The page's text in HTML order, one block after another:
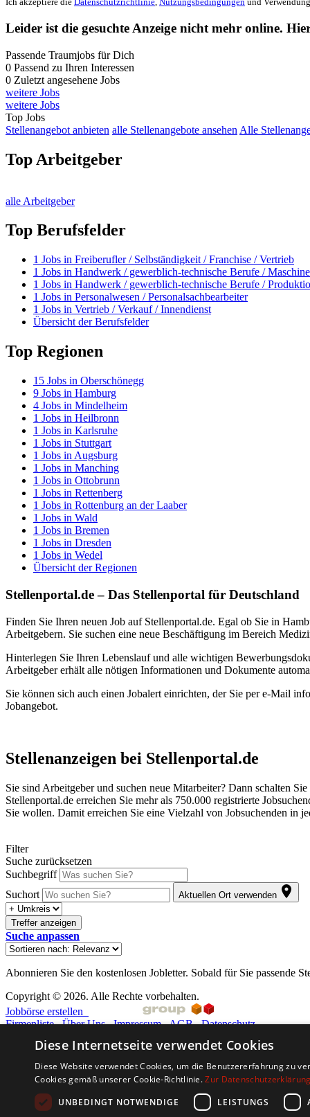
Leider ist die gesuchte Anzeige nicht mehr online.
Passende Traumjobs für Dich
0 Passend zu Ihren Interessen
0 Zuletzt angesehene Jobs
weitere Jobs
weitere Jobs
Top Jobs
Stellenangebot anbieten alle Stellenangebote ansehen Alle
Top Arbeitgeber
alle Arbeitgeber
Top Berufsfelder
1 Jobs in Freiberufler / Selbständigkeit / Franchise / Vertrieb
1 Jobs in Handwerk / gewerblich-technische Berufe /
1 Jobs in Handwerk / gewerblich-technische Berufe /
1 Jobs in Personalwesen / Personalsachbearbeiter
1 Jobs in Vertrieb / Verkauf / Innendienst
Übersicht der Berufsfelder
Top Regionen
15 Jobs in Oberschönegg
9 Jobs in Hamburg
4 Jobs in Mindelheim
1 Jobs in Heilbronn
1 Jobs in Karlsruhe
1 Jobs in Stuttgart
1 Jobs in Augsburg
1 Jobs in Manching
1 Jobs in Ottobrunn
1 Jobs in Rettenberg
1 Jobs in Rottenburg an der Laaber
1 Jobs in Wald
1 Jobs in Bremen
1 Jobs in Dresden
1 Jobs in Wedel
Übersicht der Regionen
Stellenportal.de – Das Stellenportal für Deutschland
Finden Sie Ihren neuen Job auf Stellenportal.de. Egal ob Sie in
Arbeitgebern. Sie suchen eine neue Beschäftigung im Bereich
Hinterlegen Sie Ihren Lebenslauf und alle wichtigen
Arbeitgeber erhält alle nötigen Informationen und Dokumente
Sie können sich auch einen Jobalert einrichten, der Sie per e-Mail
Jobangebot.
Stellenanzeigen bei Stellenportal.de
Sie sind Arbeitgeber und suchen neue Mitarbeiter? Dann schalten
Stellenportal.de erreichen Sie mehr als 750.000 registrierte
Sie wollen. Damit erreichen Sie eine Vielzahl von Jobsuchenden in
Filter
Suche zurücksetzen
Suchbegriff
Suchort
Aktuellen Ort verwenden
Treffer anzeigen
Suche anpassen
Abonnieren Sie den kostenlosen Jobletter. Sobald für Sie passende
Copyright © 2026. Alle Rechte vorbehalten.
Jobbörse erstellen
Firmenliste
Über Uns Impressum AGB
Datenschutz
Barriere melden
Kontrastmodus aktivieren
Barrierefreiheit
zur Navigation
zum Inhalt
Diese Internetseite verwendet Cookies
Diese Website verwendet Cookies, um die Benutzererfahrung zu
Cookies gemäß unserer Cookie-Richtlinie.Zur
UNBEDINGT NOTWENDIGE
LEISTUNGS